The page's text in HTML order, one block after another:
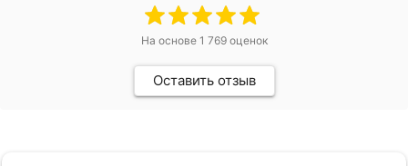
На основе 1 769оценок
Оставить отзыв